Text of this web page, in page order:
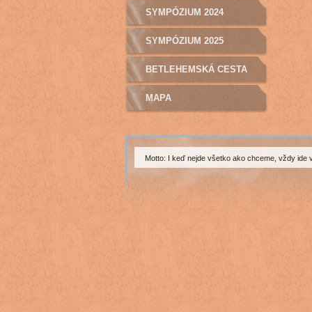
SYMPÓZIUM 2024
SYMPÓZIUM 2025
BETLEHEMSKÁ CESTA
MAPA
Motto: I keď nejde všetko ako chceme, vždy ide